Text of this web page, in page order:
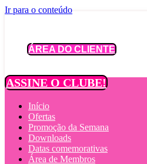
Ir para o conteúdo
ÁREA DO CLIENTE
ASSINE O CLUBE!
Início
Ofertas
Promoção da Semana
Downloads
Datas comemorativas
Área de Membros